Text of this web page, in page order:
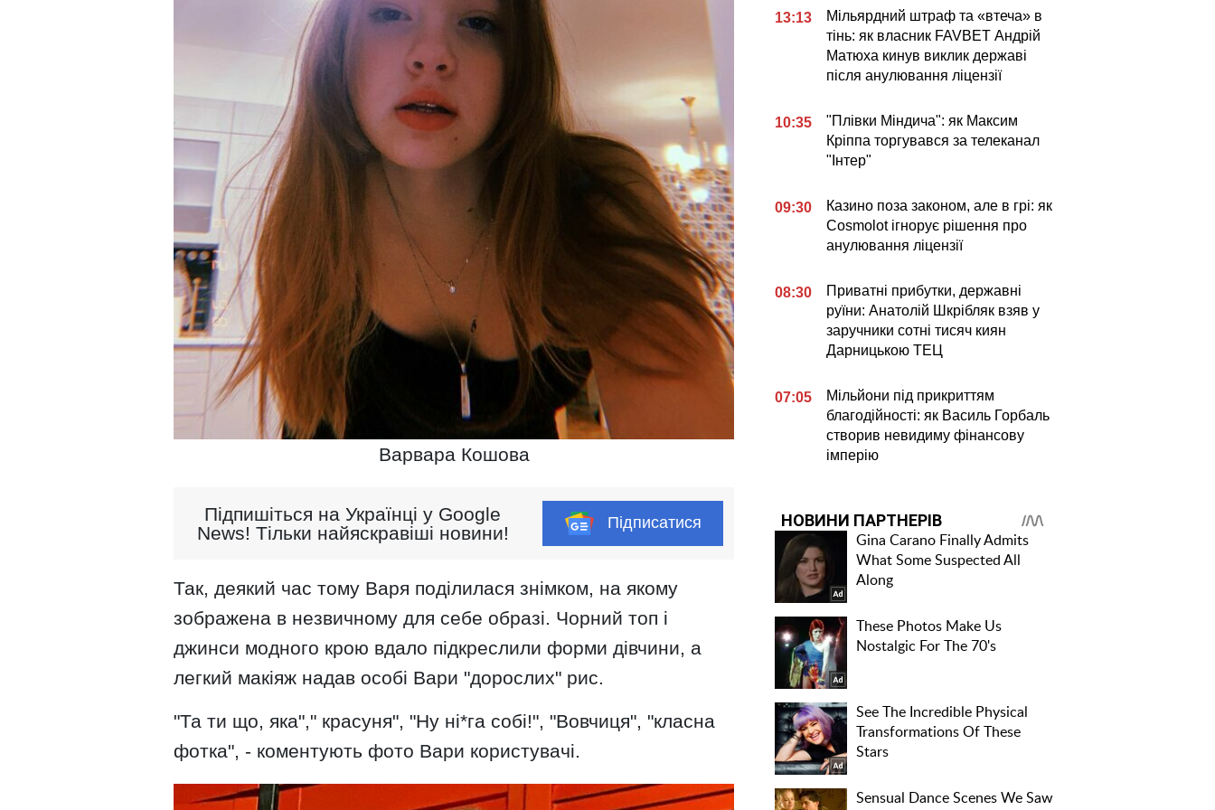
Варвара Кошова
Підпишіться на Українці у Google
News! Тільки найяскравіші новини!
Підписатися
Так, деякий час тому Варя поділилася знімком, на якому
зображена в незвичному для себе образі. Чорний топ і
джинси модного крою вдало підкреслили форми дівчини, а
легкий макіяж надав особі Вари "дорослих" рис.
"Та ти що, яка"," красуня", "Ну ні*га собі!", "Вовчиця", "класна
фотка", - коментують фото Вари користувачі.
13:13
Мільярдний штраф та «втеча» в
тінь: як власник FAVBET Андрій
Матюха кинув виклик державі
після анулювання ліцензії
10:35
"Плівки Міндича": як Максим
Кріппа торгувався за телеканал
"Інтер"
09:30
Казино поза законом, але в грі: як
Cosmolot ігнорує рішення про
анулювання ліцензії
08:30
Приватні прибутки, державні
руїни: Анатолій Шкрібляк взяв у
заручники сотні тисяч киян
Дарницькою ТЕЦ
07:05
Мільйони під прикриттям
благодійності: як Василь Горбаль
створив невидиму фінансову
імперію